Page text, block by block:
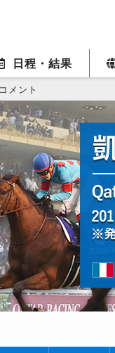
日程・結果
コメント